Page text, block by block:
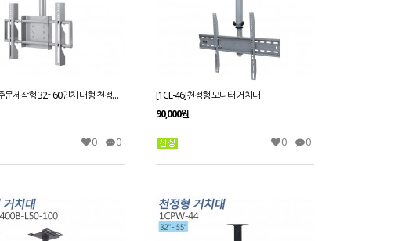
[1CL-40]주문제작형 32~60인치 대형 천정형 거치대
0 0
[1CL-46]천정형 모니터 거치대
90,000원
0 0